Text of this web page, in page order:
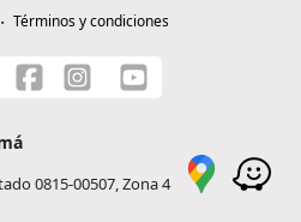
Términos y condiciones
0815-00507, Zona 4